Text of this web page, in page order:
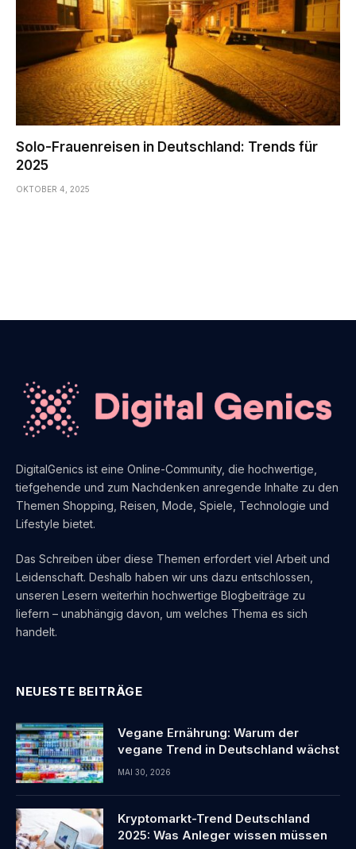
Solo-Frauenreisen in Deutschland: Trends für
2025
OKTOBER 4, 2025
DigitalGenics ist eine Online-Community, die hochwertige,
tiefgehende und zum Nachdenken anregende Inhalte zu den
Themen Shopping, Reisen, Mode, Spiele, Technologie und
Lifestyle bietet.
Das Schreiben über diese Themen erfordert viel Arbeit und
Leidenschaft. Deshalb haben wir uns dazu entschlossen,
unseren Lesern weiterhin hochwertige Blogbeiträge zu
liefern – unabhängig davon, um welches Thema es sich
handelt.
NEUESTE BEITRÄGE
Vegane Ernährung: Warum der
vegane Trend in Deutschland wächst
MAI 30, 2026
Kryptomarkt-Trend Deutschland
2025: Was Anleger wissen müssen